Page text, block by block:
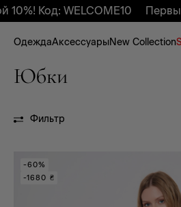
WELCOME10 Первый заказ со
ОдеждаАксессуарыNew Collection
Юбки
Фильтр
-60%
-1680 ₴